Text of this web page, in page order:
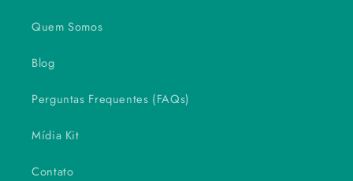
Quem Somos
Blog
Perguntas Frequentes (FAQs)
Mídia Kit
Contato